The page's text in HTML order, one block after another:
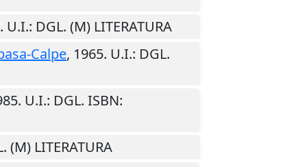
. U.I.: DGL. (M) LITERATURA
Calpe, 1965. U.I.: DGL.
. U.I.: DGL. ISBN:
(M) LITERATURA